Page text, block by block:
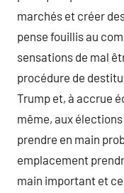
marchés et créer
pense fouillis au
sensations de mal
procédure de
Trump et, à accrue
même, aux
prendre en main
emplacement
main important et